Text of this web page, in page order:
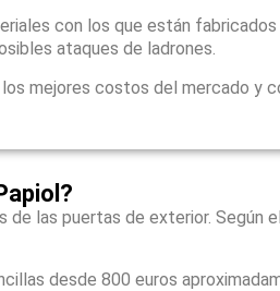
con los que están
ataques de ladrones.
mejores costos del mercado y
las puertas de exterior. Según
desde 800 euros